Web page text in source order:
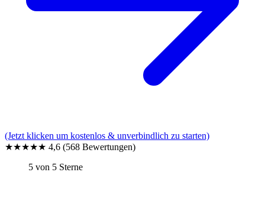
(Jetzt klicken um kostenlos & unverbindlich zu starten)
★★★★★ 4,6 (568 Bewertungen)
5 von 5 Sterne